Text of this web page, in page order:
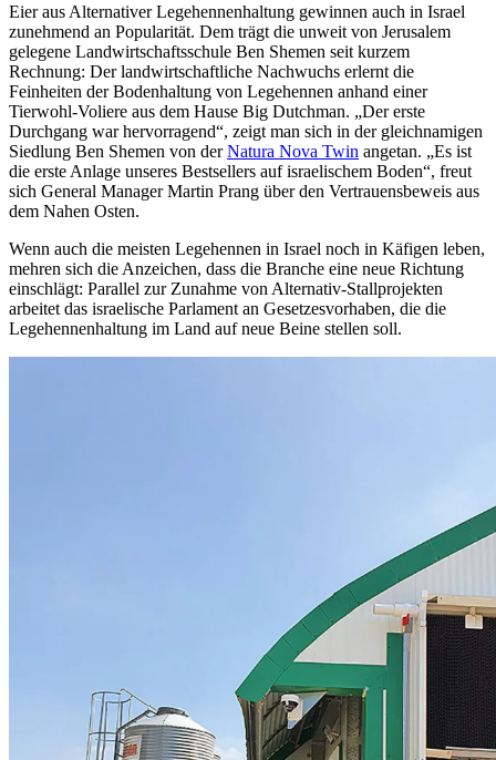
Eier aus Alternativer Legehennenhaltung gewinnen auch in Israel
zunehmend an Popularität. Dem trägt die unweit von Jerusalem
gelegene Landwirtschaftsschule Ben Shemen seit kurzem
Rechnung: Der landwirtschaftliche Nachwuchs erlernt die
Feinheiten der Bodenhaltung von Legehennen anhand einer
Tierwohl-Voliere aus dem Hause Big Dutchman. „Der erste
Durchgang war hervorragend“, zeigt man sich in der gleichnamigen
Siedlung Ben Shemen von derNatura Nova Twin angetan. „Es ist
die erste Anlage unseres Bestsellers auf israelischem Boden“, freut
sich General Manager Martin Prang über den Vertrauensbeweis aus
dem Nahen Osten.
Wenn auch die meisten Legehennen in Israel noch in Käfigen leben,
mehren sich die Anzeichen, dass die Branche eine neue Richtung
einschlägt: Parallel zur Zunahme von Alternativ-Stallprojekten
arbeitet das israelische Parlament an Gesetzesvorhaben, die die
Legehennenhaltung im Land auf neue Beine stellen soll.